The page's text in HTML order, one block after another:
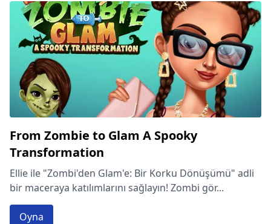
From Zombie to Glam A Spooky
Transformation
Ellie ile "Zombi'den Glam'e: Bir Korku Dönüşümü" adli
bir maceraya katılımlarını sağlayın! Zombi gör...
Oyna